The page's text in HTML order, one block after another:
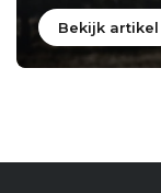
Bekijk artikel